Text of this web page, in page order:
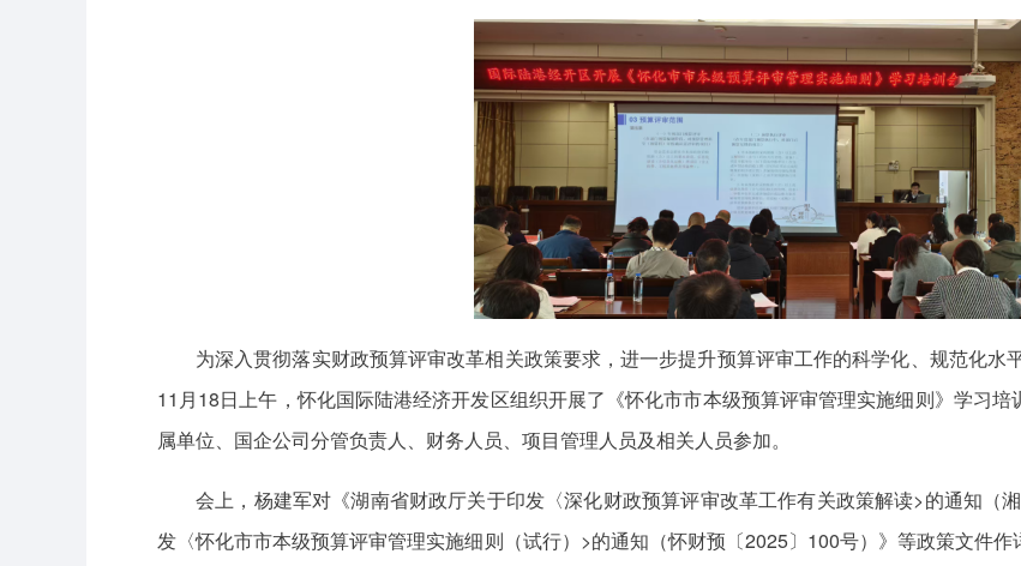
为深入贯彻落实财政预算评审改革相关政策要求，进一步提升预算评审工作的科学化、规范化
11月18日上午，怀化国际陆港经济开发区组织开展了《怀化市市本级预算评审管理实施细则》学习
属单位、国企公司分管负责人、财务人员、项目管理人员及相关人员参加。
会上，杨建军对《湖南省财政厅关于印发〈深化财政预算评审改革工作有关政策解读>的通知（
发〈怀化市市本级预算评审管理实施细则（试行）>的通知（怀财预〔2025〕100号）》等政策文件